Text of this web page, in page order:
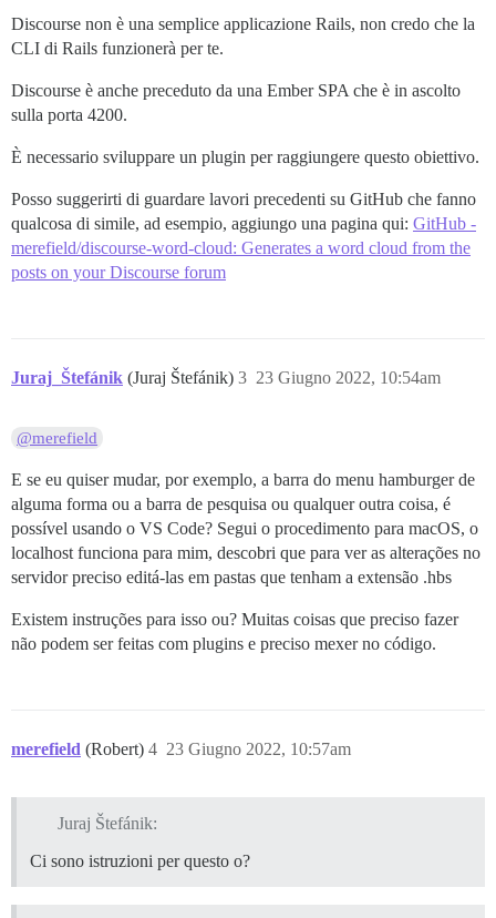
Discourse non è una semplice applicazione Rails, non credo che la
CLI di Rails funzionerà per te.
Discourse è anche preceduto da una Ember SPA che è in ascolto
sulla porta 4200.
È necessario sviluppare un plugin per raggiungere questo obiettivo.
Posso suggerirti di guardare lavori precedenti su GitHub che fanno
qualcosa di simile, ad esempio, aggiungo una pagina qui: GitHub -
merefield/discourse-word-cloud: Generates a word cloud from the
posts on your Discourse forum
Juraj_Štefánik (Juraj Štefánik) 23 Giugno 2022, 10:54am
3
@merefield
E se eu quiser mudar, por exemplo, a barra do menu hamburger de
alguma forma ou a barra de pesquisa ou qualquer outra coisa, é
possível usando o VS Code? Segui o procedimento para macOS, o
localhost funciona para mim, descobri que para ver as alterações no
servidor preciso editá-las em pastas que tenham a extensão .hbs
Existem instruções para isso ou? Muitas coisas que preciso fazer
não podem ser feitas com plugins e preciso mexer no código.
merefield (Robert) 23 Giugno 2022, 10:57am
4
Juraj Štefánik:
Ci sono istruzioni per questo o?